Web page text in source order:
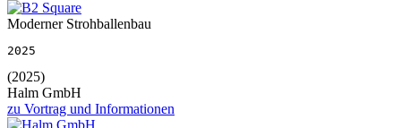
Moderner Strohballenbau
2025
(2025)
Halm GmbH
zu Vortrag und Informationen